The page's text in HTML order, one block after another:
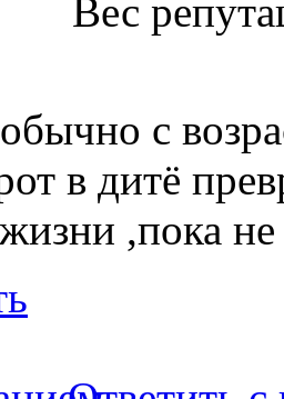
Вес
с
в дитё
,пока